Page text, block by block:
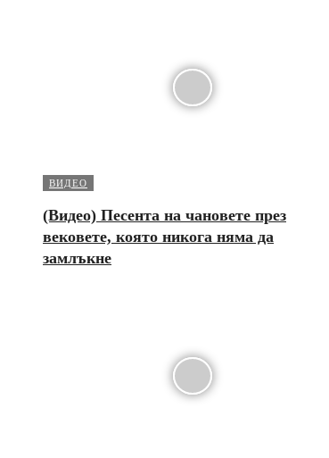
ВИДЕО
(Видео) Песента на чановете през
вековете, която никога няма да
замлъкне